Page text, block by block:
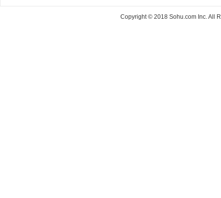
Copyright © 2018 Sohu.com Inc. All